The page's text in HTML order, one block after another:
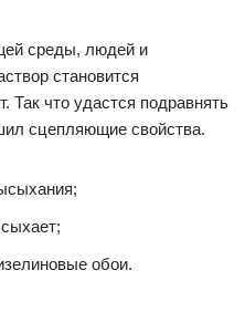
среды, людей и
становится
Так что удастся подравнять
сцепляющие свойства.
обои.